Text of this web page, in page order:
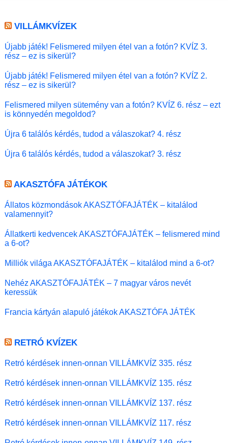
VILLÁMKVÍZEK
Újabb játék! Felismered milyen étel van a fotón? KVÍZ 3.
rész – ez is sikerül?
Újabb játék! Felismered milyen étel van a fotón? KVÍZ 2.
rész – ez is sikerül?
Felismered milyen sütemény van a fotón? KVÍZ 6. rész – ezt
is könnyedén megoldod?
Újra 6 találós kérdés, tudod a válaszokat? 4. rész
Újra 6 találós kérdés, tudod a válaszokat? 3. rész
AKASZTÓFA JÁTÉKOK
Állatos közmondások AKASZTÓFAJÁTÉK – kitalálod
valamennyit?
Állatkerti kedvencek AKASZTÓFAJÁTÉK – felismered mind
a 6-ot?
Milliók világa AKASZTÓFAJÁTÉK – kitalálod mind a 6-ot?
Nehéz AKASZTÓFAJÁTÉK – 7 magyar város nevét
keressük
Francia kártyán alapuló játékok AKASZTÓFA JÁTÉK
RETRÓ KVÍZEK
Retró kérdések innen-onnan VILLÁMKVÍZ 335. rész
Retró kérdések innen-onnan VILLÁMKVÍZ 135. rész
Retró kérdések innen-onnan VILLÁMKVÍZ 137. rész
Retró kérdések innen-onnan VILLÁMKVÍZ 117. rész